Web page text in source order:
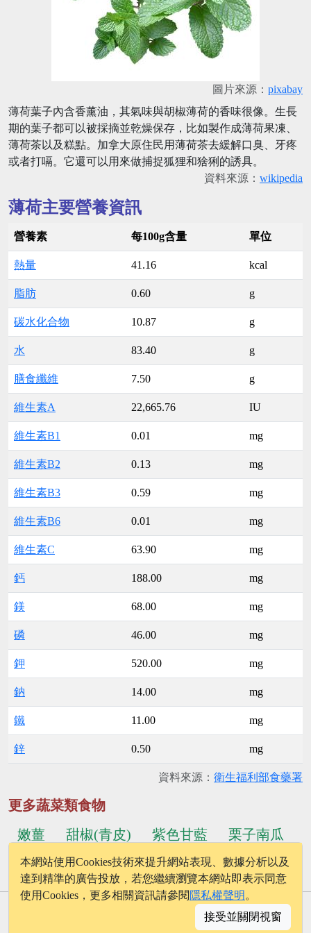
圖片來源： pixabay
薄荷葉子內含香薰油，其氣味與胡椒薄荷的香味很像。生長
期的葉子都可以被採摘並乾燥保存，比如製作成薄荷果凍、
薄荷茶以及糕點。加拿大原住民用薄荷茶去緩解口臭、牙疼
或者打嗝。它還可以用來做捕捉狐狸和猞猁的誘具。
資料來源： wikipedia
薄荷主要營養資訊
營養素 每100g含量 單位
熱量 41.16 kcal
脂肪 0.60 g
碳水化合物 10.87 g
水 83.40 g
膳食纖維 7.50 g
維生素A 22,665.76 IU
維生素B1 0.01 mg
維生素B2 0.13 mg
維生素B3 0.59 mg
維生素B6 0.01 mg
維生素C 63.90 mg
鈣 188.00 mg
鎂 68.00 mg
磷 46.00 mg
鉀 520.00 mg
鈉 14.00 mg
鐵 11.00 mg
鋅 0.50 mg
資料來源： 衛生福利部食藥署
更多蔬菜類食物
嫩薑
甜椒(青皮) 紫色甘藍
栗子南瓜
結球白菜
蕹菜 ...更多食物
© 2026 - onelife.tw
隱私權政策│聯絡我們
本網站使用Cookies技術來提升網站表現、數據分析以及
達到精準的廣告投放，若您繼續瀏覽本網站即表示同意
使用Cookies，更多相關資訊請參閱 隱私權聲明 。
接受並關閉視窗